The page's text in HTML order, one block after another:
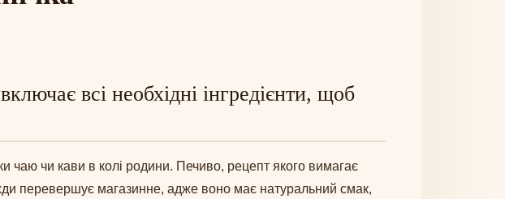
всі необхідні інгредієнти, щоб
чи кави в колі родини. Печиво, рецепт якого вимагає
перевершує магазинне, адже воно має натуральний смак,